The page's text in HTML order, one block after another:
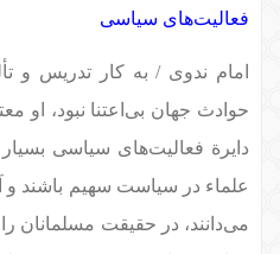
فعالیت‌های سیاسی
امام ندوی / به کار تدریس و
حوادث جهان بی‌اعتنا نبود، او
دایرة فعالیت‌های سیاسی
علماء در سیاست سهیم باشند و
می‌دانند، در حقیقت مسلمانان